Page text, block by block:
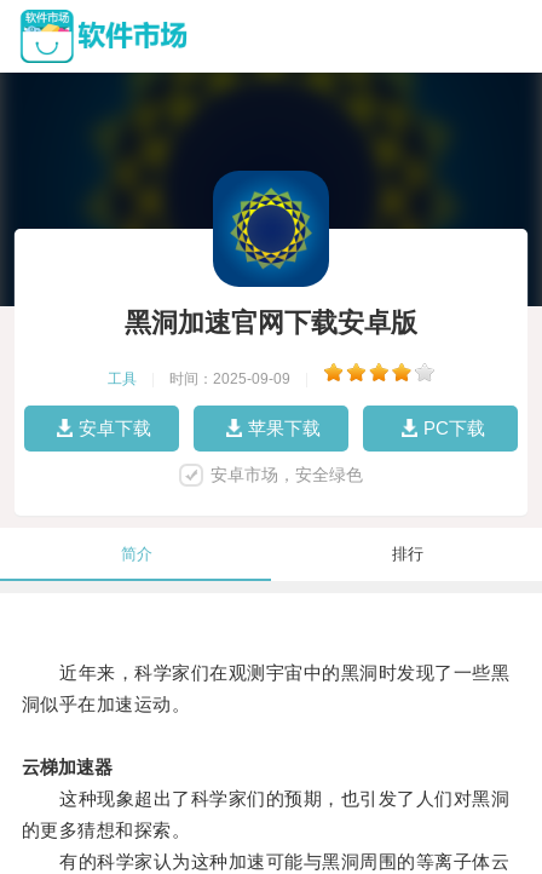
黑洞加速官网下载安卓版
工具 时间：2025-09-09
安卓下载 苹果下载 PC下载
安卓市场，安全绿色
简介 排行
近年来，科学家们在观测宇宙中的黑洞时发现了一些黑
洞似乎在加速运动。
云梯加速器
这种现象超出了科学家们的预期，也引发了人们对黑洞
的更多猜想和探索。
有的科学家认为这种加速可能与黑洞周围的等离子体云